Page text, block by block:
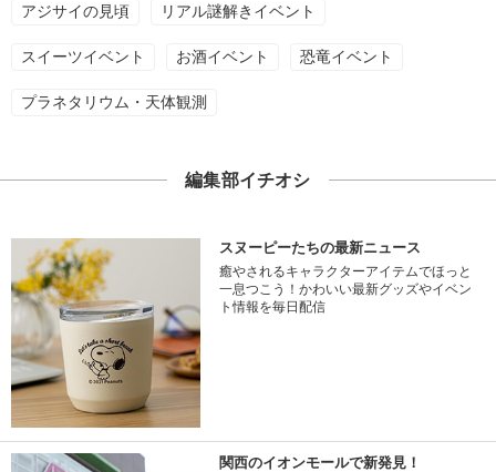
アジサイの見頃 リアル謎解きイベント
スイーツイベント お酒イベント 恐竜イベント
プラネタリウム・天体観測
編集部イチオシ
スヌーピーたちの最新ニュース
癒やされるキャラクターアイテムでほっと
一息つこう！かわいい最新グッズやイベン
ト情報を毎日配信
関西のイオンモールで新発見！